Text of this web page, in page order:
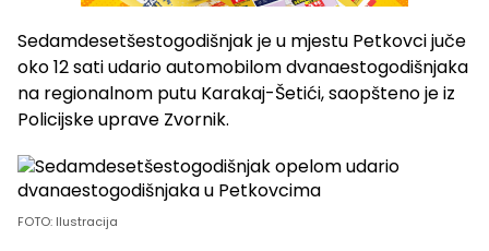
Sedamdesetšestogodišnjak je u mjestu Petkovci juče
oko 12 sati udario automobilom dvanaestogodišnjaka
na regionalnom putu Karakaj-Šetići, saopšteno je iz
Policijske uprave Zvornik.
FOTO: Ilustracija